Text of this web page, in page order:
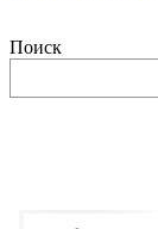
Поиск